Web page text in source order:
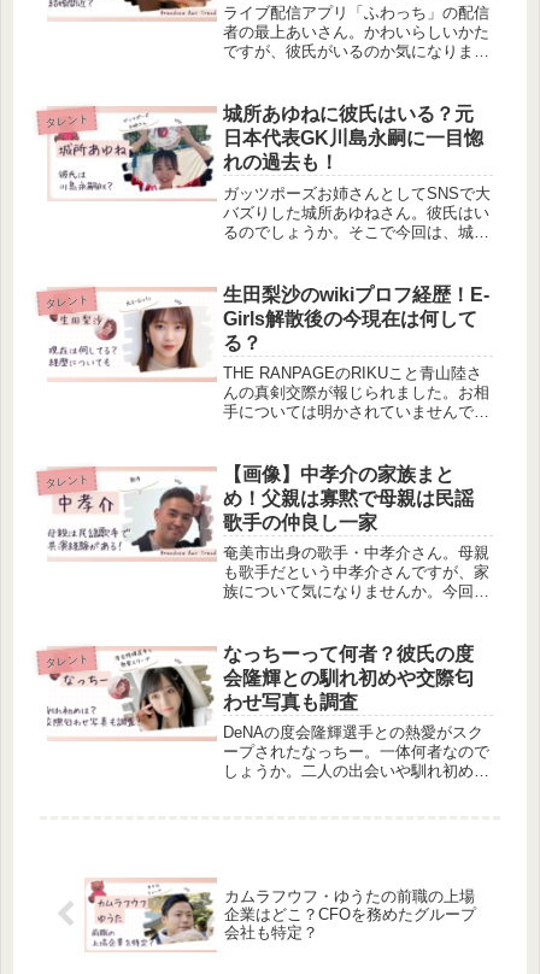
ライブ配信アプリ「ふわっち」の配信
者の最上あいさん。かわいらしいかた
ですが、彼氏がいるのか気になりませ
べました。【画像】最上あいのwikiプ
ロフィール名前：最上あい本名：不...
タレント
城所あゆねに彼氏はいる？元
日本代表GK川島永嗣に一目惚
れの過去も！
ガッツポーズお姉さんとしてSNSで大
バズりした城所あゆねさん。彼氏はい
るのでしょうか。そこで今回は、城所
手に一目惚れなどの情報もありました
よ！城所あゆねさんの彼氏につい
て、...
タレント
生田梨沙のwikiプロフ経歴！E-
Girls解散後の今現在は何して
る？
THE RANPAGEのRIKUこと青山陸さ
んの真剣交際が報じられました。お相
手については明かされていませんでし
さんの経歴や現在について調べてみま
した。
タレント
【画像】中孝介の家族まと
め！父親は寡黙で母親は民謡
歌手の仲良し一家
奄美市出身の歌手・中孝介さん。母親
も歌手だという中孝介さんですが、家
族について気になりませんか。今回
んの家族について、気になる方はぜひ
見ていってくださいね！中孝介の
wiki...
タレント
なっちーって何者？彼氏の度
会隆輝との馴れ初めや交際匂
わせ写真も調査
DeNAの度会隆輝選手との熱愛がスク
ープされたなっちー。一体何者なので
しょうか。二人の出会いや馴れ初めも
カムラフウフ・ゆうたの前職の上場
企業はどこ？CFOを務めたグループ
会社も特定？